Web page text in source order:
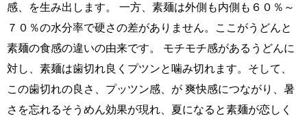
感、を生み出します。 一方、素麺は外側も内側も６０％～
７０％の水分率で硬さの差がありません。ここがうどんと
素麺の食感の違いの由来です。 モチモチ感があるうどんに
対し、素麺は歯切れ良くプツンと噛み切れます。そして、
この歯切れの良さ、プッツン感、が 爽快感につながり、暑
さを忘れるそうめん効果が現れ、夏になると素麺が恋しく